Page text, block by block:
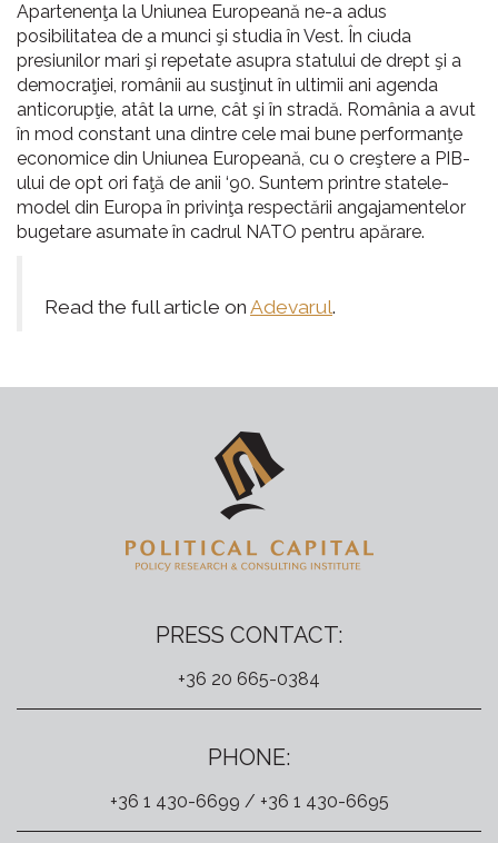
Apartenenţa la Uniunea Europeană ne-a adus
posibilitatea de a munci şi studia în Vest. În ciuda
presiunilor mari şi repetate asupra statului de drept şi a
democraţiei, românii au susţinut în ultimii ani agenda
anticorupţie, atât la urne, cât şi în stradă. România a avut
în mod constant una dintre cele mai bune performanţe
economice din Uniunea Europeană, cu o creştere a PIB-
ului de opt ori faţă de anii ‘90. Suntem printre statele-
model din Europa în privinţa respectării angajamentelor
bugetare asumate în cadrul NATO pentru apărare.
Read the full article on Adevarul.
PRESS CONTACT:
+36 20 665-0384
PHONE:
+36 1 430-6699 / +36 1 430-6695